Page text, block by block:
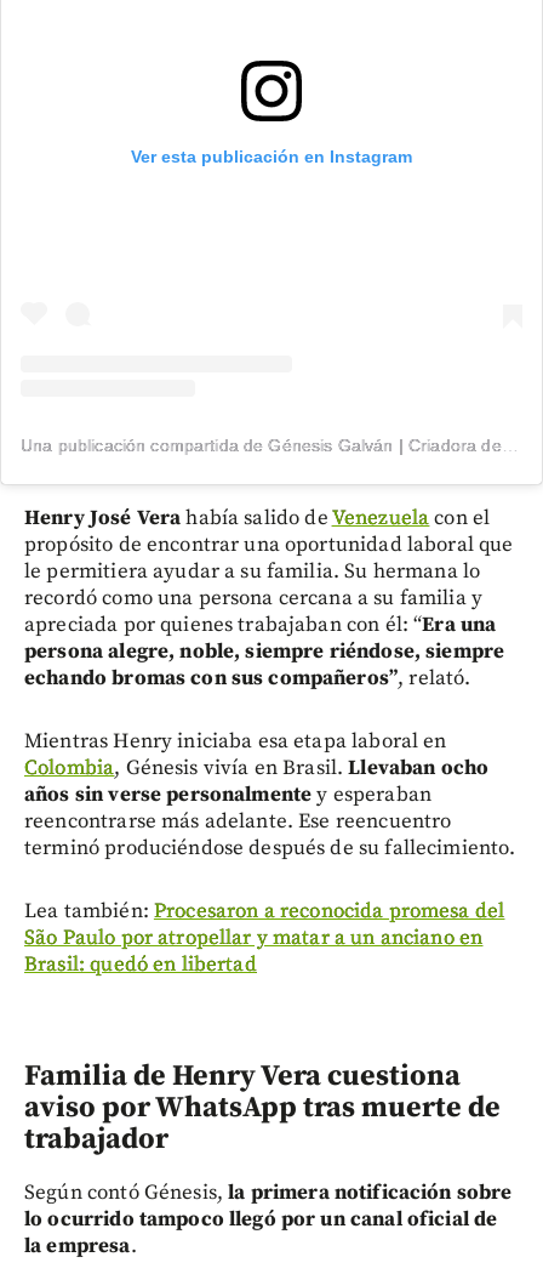
Ver esta publicación en Instagram
Una publicación compartida de Génesis Galván | Criadora de Conteúdo (@genesisgalvan18)
Henry José Verahabía salido deVenezuelacon el
propósito de encontrar una oportunidad laboral que
le permitiera ayudar a su familia. Su hermana lo
recordó como una persona cercana a su familia y
apreciada por quienes trabajaban con él: “Era una
persona alegre, noble, siempre riéndose, siempre
echando bromas con sus compañeros”, relató.
Mientras Henry iniciaba esa etapa laboral en
Colombia, Génesis vivía en Brasil.Llevaban ocho
años sin verse personalmentey esperaban
reencontrarse más adelante. Ese reencuentro
terminó produciéndose después de su fallecimiento.
Lea también: Procesaron a reconocida promesa del
São Paulo por atropellar y matar a un anciano en
Brasil: quedó en libertad
Familia de Henry Vera cuestiona
aviso por WhatsApp tras muerte de
trabajador
Según contó Génesis,la primera notificación sobre
lo ocurrido tampoco llegó por un canal oficial de
la empresa.